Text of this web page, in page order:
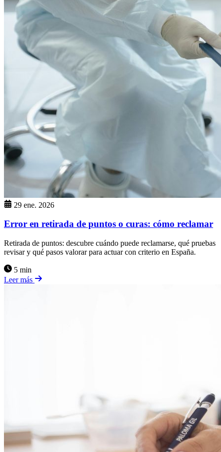
29 ene. 2026
Error en retirada de puntos o curas: cómo reclamar
Retirada de puntos: descubre cuándo puede reclamarse, qué pruebas
revisar y qué pasos valorar para actuar con criterio en España.
5 min
Leer más